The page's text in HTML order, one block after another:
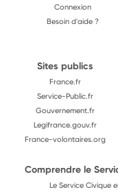
Connexion
Besoin d'aide ?
Sites publics
France.fr
Service-Public.fr
Gouvernement.fr
Legifrance.gouv.fr
France-volontaires.org
Comprendre le
Le Service Civique